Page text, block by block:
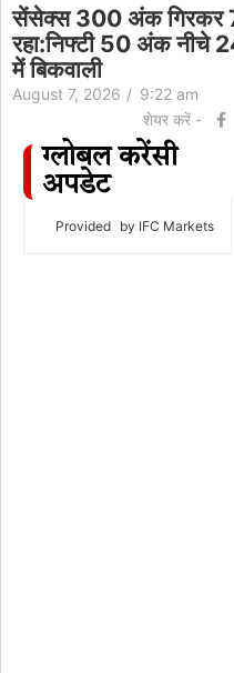
सेंसेक्स 300 अंक गिरकर
रहा:निफ्टी 50 अंक नीचे
में बिकवाली
August 7, 2026 / 9:22 am
शेयर करें -
ग्लोबल करेंसी
अपडेट
Provided by IFC Markets